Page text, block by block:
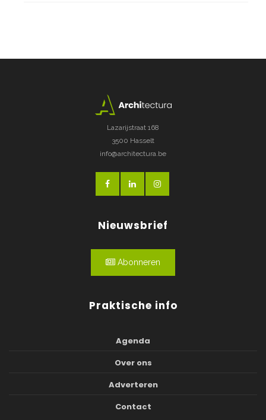
Lazarijstraat 168
3500 Hasselt
info@architectura.be
Nieuwsbrief
Abonneren
Praktische info
Agenda
Over ons
Adverteren
Contact